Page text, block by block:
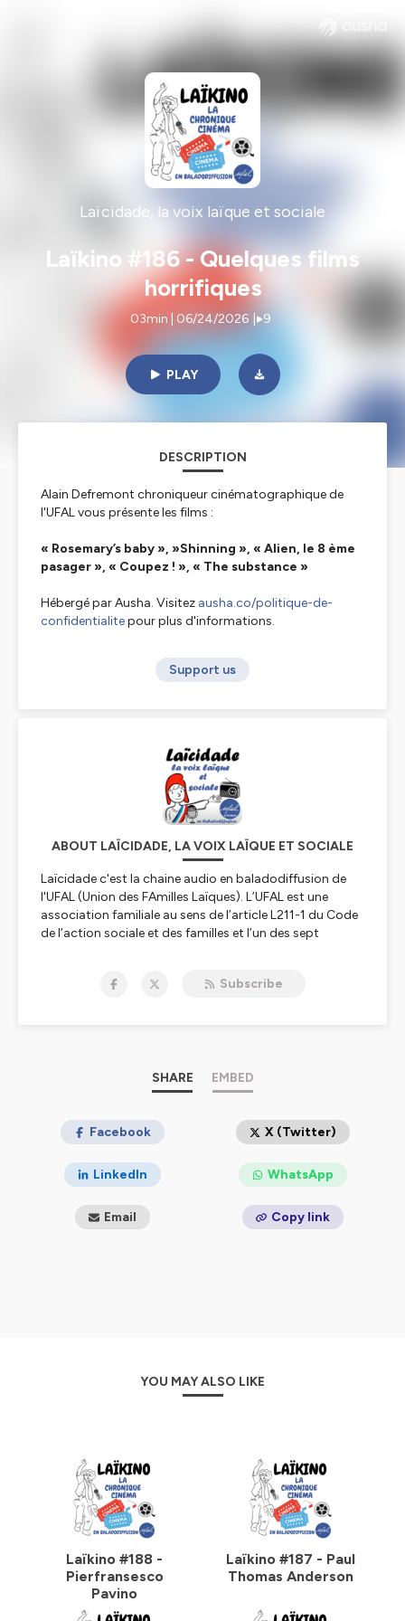
Laïcidade, la voix laïque et sociale
Laïkino #186 - Quelques films
horrifiques
03min | 06/24/2026 9
PLAY
DESCRIPTION
Alain Defremont chroniqueur cinématographique de
l'UFAL vous présente les films :
« Rosemary’s baby », »Shinning », « Alien, le 8 ème
pasager », « Coupez ! », « The substance »
Hébergé par Ausha. Visitez ausha.co/politique-de-
confidentialitepour plus d'informations.
Support us
ABOUT LAÏCIDADE, LA VOIX LAÏQUE ET SOCIALE
Laïcidade c'est la chaine audio en baladodiffusion de
l'UFAL (Union des FAmilles Laïques). L’UFAL est une
association familiale au sens de l’article L211-1 du Code
de l’action sociale et des familles et l’un des sept
L’UFAL est une association agréée :
publique par le ministère de la Santé.
l’agrément « Association de consommateurs ».
Le rôle de l’UFAL est de :
définir et de défendre les droits et les intérêts
matériels et moraux des familles, de les représenter en
notamment auprès des pouvoirs publics, des
organismes semi-publics, des collectivités et des
sociale qui regroupe des personnes en fonction de leurs
celles qui en ont besoin, sans discrimination et dans la
diversité des choix librement consentis.
Pour l’UFAL, la laïcité est d’abord un cadre juridique,
applicable à tous et garantissant la liberté de
conscience. Elle assure le respect de la pluralité du
assurant ainsi l’égalité en droit de tous les citoyens.
Pour cela, l’UFAL défend les neuf principes républicains
du XXIe siècle que sont la liberté, l’égalité, la fraternité, la
Subscribe
SHARE EMBED
Facebook X (Twitter)
LinkedIn WhatsApp
Email Copy link
YOU MAY ALSO LIKE
Laïkino #188 -
Pierfransesco
Pavino
Laïkino #187 - Paul
Thomas Anderson